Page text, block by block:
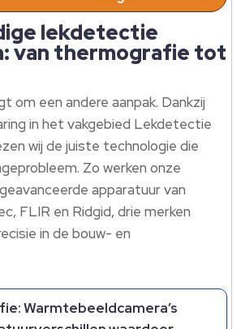
lekdetectie
van thermografie tot
om een andere aanpak. Dankzij
in het vakgebied Lekdetectie
wij de juiste technologie die
Zo werken onze
apparatuur van
FLIR en Ridgid, drie merken
in de bouw- en
Warmtebeeldcamera’s